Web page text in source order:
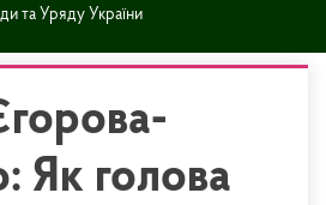
та Уряду України
Як голова